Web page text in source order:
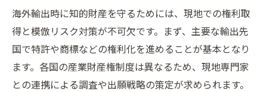
心
知的財産輸出の成功事例とその実践方法
最新計画に基づくイノベーション輸出強化
策
海外輸出時に知的財産を守るためには、現地での権利取
得と模倣リスク対策が不可欠です。まず、主要な輸出先
国で特許や商標などの権利化を進めることが基本となり
ます。各国の産業財産権制度は異なるため、現地専門家
との連携による調査や出願戦略の策定が求められます。